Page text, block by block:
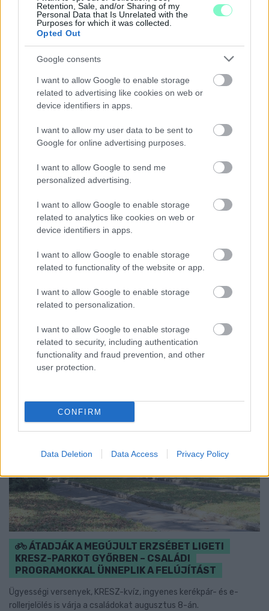
Retention, Sale, and/or Sharing of my
Personal Data that Is Unrelated with the
Purposes for which it was collected.
Opted Out
Google consents
I want to allow Google to enable storage
related to advertising like cookies on web or
device identifiers in apps.
I want to allow my user data to be sent to
Google for online advertising purposes.
I want to allow Google to send me
personalized advertising.
I want to allow Google to enable storage
related to analytics like cookies on web or
device identifiers in apps.
I want to allow Google to enable storage
related to functionality of the website or app.
I want to allow Google to enable storage
related to personalization.
I want to allow Google to enable storage
related to security, including authentication
functionality and fraud prevention, and other
user protection.
CONFIRM
Data Deletion Data Access Privacy Policy
Szólj hozzá!
MAGYAR PÉTER: 868 MILLIÁRD FORINTOS
MAGYARORSZÁG ENERGIAELLÁTÁSÁT, MIKÖZBEN
TOVÁBBRA IS KRITIKUS NAPOK ELÉ NÉZ AZ ORSZÁG
Átfogó energetikai fejlesztési programot fogadott el a
kormány.
Szólj hozzá!
ÁTADJÁK A MEGÚJULT ERZSÉBET LIGETI
KRESZ-PARKOT GYŐRBEN – CSALÁDI
PROGRAMOKKAL ÜNNEPLIK A FELÚJÍTÁST
Ügyességi versenyek, KRESZ-kvíz, ingyenes kerékpár- és e-
rollerjelölés is várja a családokat augusztus 8-án.